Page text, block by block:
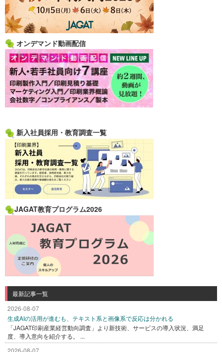
オンデマンド動画配信
新入社員採用・教育調査一覧
JAGAT教育プログラム2026
最新記事一覧
2026-08-07
生成AIの活用が進むも、テキスト系と画像系で反応は分かれる
「JAGAT印刷産業経営動向調査」より新技術、サービスの導入状況、満足
度、導入意向を紹介する。 ...